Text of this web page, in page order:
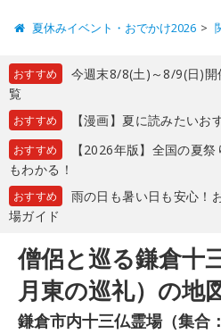
夏休みイベント・おでかけ2026
おすすめ
今週末8/8(土)～8/9(日)
覧
おすすめ 【漫画】夏に読みたいお
おすすめ
【2026年版】全国の夏
もわかる！
おすすめ
雨の日も暑い日も安心！
場ガイド
僧侶と巡る鎌倉十
月東の巡礼）の地
鎌倉市内十三仏霊場（集合